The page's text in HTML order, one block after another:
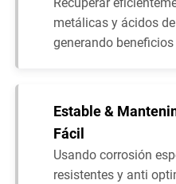
Recuperar
metálicas y ácidos
generando
Estable &
Fácil
Usando corrosión
resistentes y anti